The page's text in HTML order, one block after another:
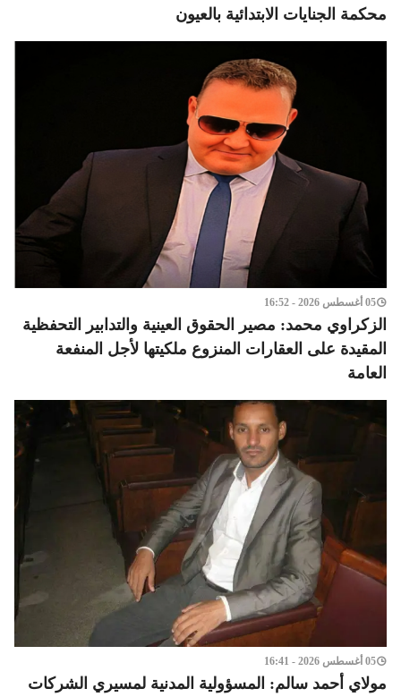
محكمة الجنايات الابتدائية بالعيون
05 أغسطس 2026 - 16:52
الزكراوي محمد: مصير الحقوق العينية والتدابير التحفظية
المقيدة على العقارات المنزوع ملكيتها لأجل المنفعة
العامة
05 أغسطس 2026 - 16:41
مولاي أحمد سالم: المسؤولية المدنية لمسيري الشركات